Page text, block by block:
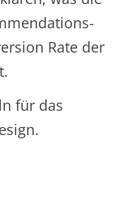
Rate der
für das